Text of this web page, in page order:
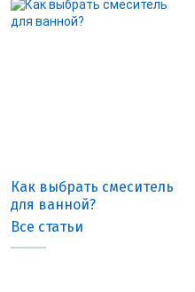
Как выбрать смеситель
для ванной?
Все статьи